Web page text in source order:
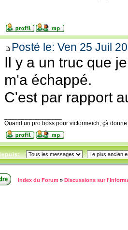
Posté le: Ven 25 Juil
Il y a un truc que
m'a échappé.
C'est par rapport
Quand un pro boss pour victormeich , çà
depuis:
Index du Forum » Discussions sur